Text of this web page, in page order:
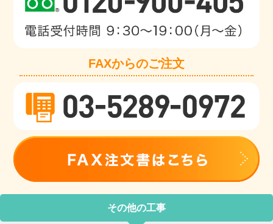
FAXからのご注文
その他の工事